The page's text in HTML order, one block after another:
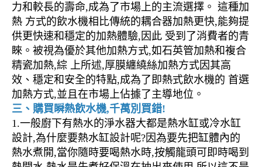
力和較長的壽命,成為了市場上的主流選擇。 這種加
熱 方式的飲水機相比傳統的耦合器加熱更快,能夠提
供更快速和穩定的加熱體驗,因此 受到了消費者的青
睞。被視為優於其他加熱方式,如石英管加熱和複合
精瓷加熱,綜 上所述,厚膜纏繞絲加熱方式因其高
效、穩定和安全的特點,成為了即熱式飲水機的 首選
加熱方式,並且在市場上佔據了主導地位。
三、購買瞬熱飲水機,千萬別買錯!
1.一般廚下有熱水的淨水器大都是熱水缸或冷水缸
設計,為什麼要熱水缸設計呢?因為要先把缸體內的
熱水煮開,當你隨時要喝熱水時,按觸龍頭可即時喝到